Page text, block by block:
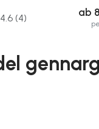
4.6 (4) ab